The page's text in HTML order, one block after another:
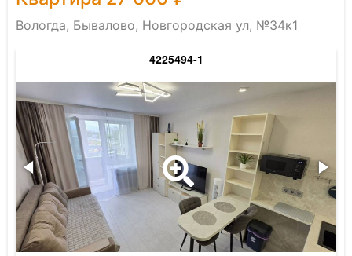
Вологда, Бывалово, Новгородская ул, №34к1
4225494-1